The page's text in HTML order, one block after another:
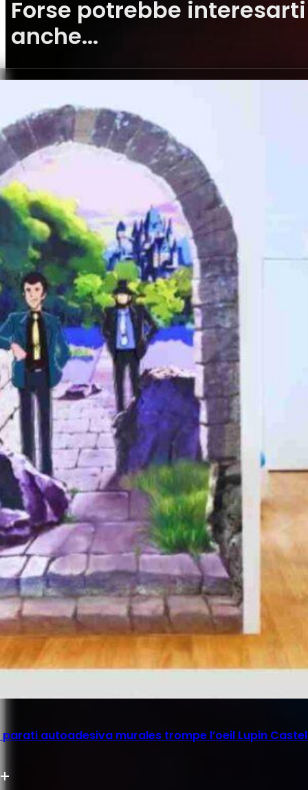
Forse potrebbe interesarti
anche...
autoadesiva murales trompe l’oeil Lupin